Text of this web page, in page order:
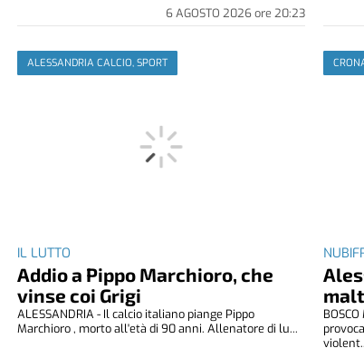
6 AGOSTO 2026ore 20:23
ALESSANDRIA CALCIO, SPORT
IL LUTTO
Addio a Pippo Marchioro, che
vinse coi Grigi
ALESSANDRIA - Il calcio italiano piange Pippo
Marchioro , morto all'età di 90 anni. Allenatore di lu...